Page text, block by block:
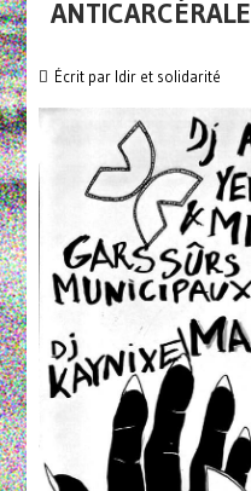
ANTICARCÉRALE
Écrit par Idir et solidarité